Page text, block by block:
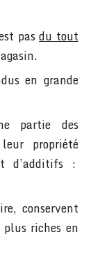
pasdu tout
en grande
partie des
propriété
d’additifs :
conservent
riches en